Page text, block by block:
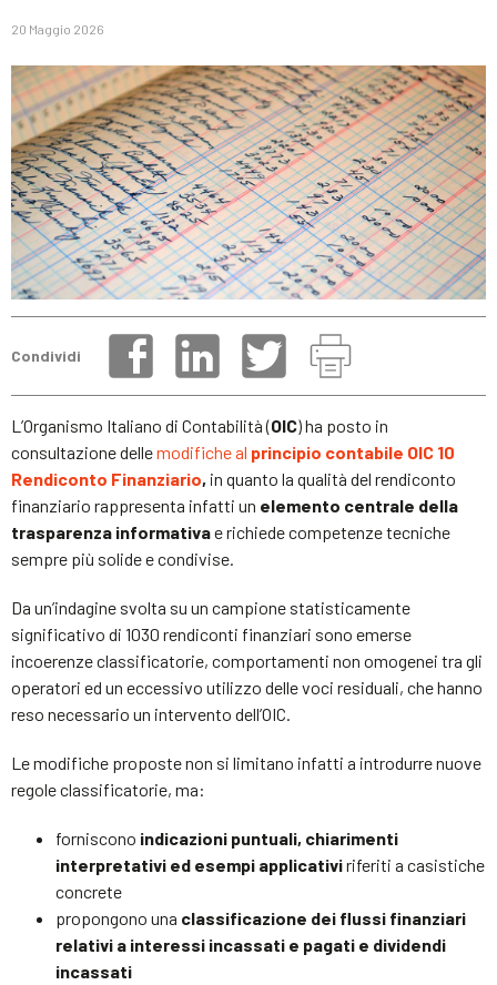
20 Maggio 2026
Condividi
L’Organismo Italiano di Contabilità (OIC) ha posto in
consultazione dellemodifiche al principio contabile OIC 10
Rendiconto Finanziario, in quanto la qualità del rendiconto
finanziario rappresenta infatti un elemento centrale della
trasparenza informativae richiede competenze tecniche
sempre più solide e condivise.
Da un’indagine svolta su un campione statisticamente
significativo di 1030 rendiconti finanziari sono emerse
incoerenze classificatorie, comportamenti non omogenei tra gli
operatori ed un eccessivo utilizzo delle voci residuali, che hanno
reso necessario un intervento dell’OIC.
Le modifiche proposte non si limitano infatti a introdurre nuove
regole classificatorie, ma:
forniscono indicazioni puntuali, chiarimenti
interpretativi ed esempi applicativiriferiti a casistiche
concrete
propongono una classificazione dei flussi finanziari
relativi a interessi incassati e pagati e dividendi
incassati